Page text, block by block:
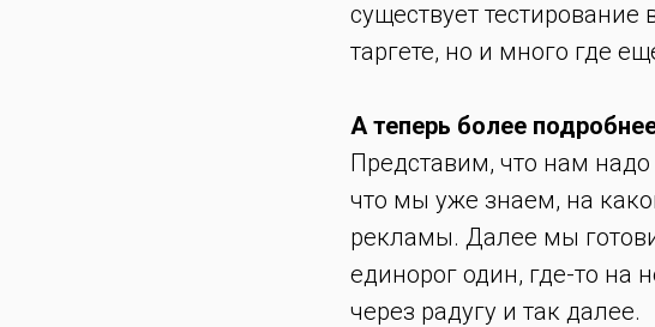
существует тестирование
таргете, но и много где
А теперь более
Представим, что нам
что мы уже знаем, на
рекламы. Далее мы
единорог один, где-то на
через радугу и так далее.